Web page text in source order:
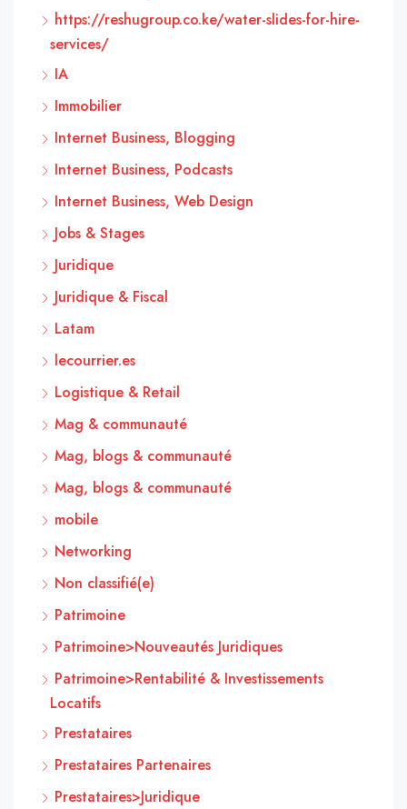
https://reshugroup.co.ke/water-slides-for-hire-
services/
IA
Immobilier
Internet Business, Blogging
Internet Business, Podcasts
Internet Business, Web Design
Jobs & Stages
Juridique
Juridique & Fiscal
Latam
lecourrier.es
Logistique & Retail
Mag & communauté
Mag, blogs & communauté
Mag, blogs & communauté
mobile
Networking
Non classifié(e)
Patrimoine
Patrimoine>Nouveautés Juridiques
Patrimoine>Rentabilité & Investissements
Locatifs
Prestataires
Prestataires Partenaires
Prestataires>Juridique